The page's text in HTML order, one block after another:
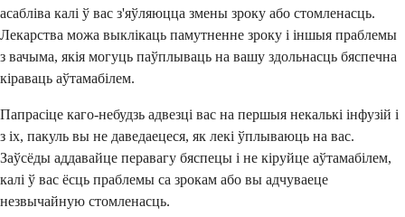
асабліва калі ў вас з'яўляюцца змены зроку або стомленасць.
Лекарства можа выклікаць памутненне зроку і іншыя праблемы
з вачыма, якія могуць паўплываць на вашу здольнасць бяспечна
кіраваць аўтамабілем.
Папрасіце каго-небудзь адвезці вас на першыя некалькі інфузій і
з іх, пакуль вы не даведаецеся, як лекі ўплываюць на вас.
Заўсёды аддавайце перавагу бяспецы і не кіруйце аўтамабілем,
калі ў вас ёсць праблемы са зрокам або вы адчуваеце
незвычайную стомленасць.